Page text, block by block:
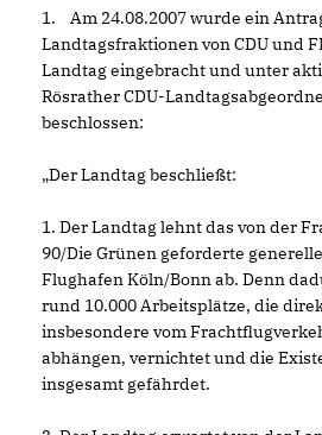
1. Am 24.08.2007 wurde ein
Landtagsfraktionen von CDU und
Landtag eingebracht und unter
Rösrather CDU-
beschlossen:
Der Landtag beschließt:
1. Der Landtag lehnt das von der
90/Die Grünen geforderte
Flughafen Köln/Bonn ab. Denn
rund 10.000 Arbeitsplätze, die
insbesondere vom
abhängen, vernichtet und die
insgesamt gefährdet.